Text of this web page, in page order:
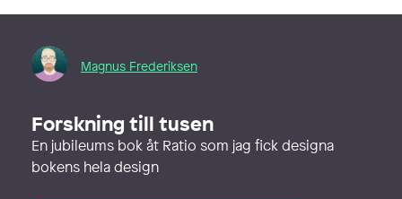
Magnus Frederiksen
Forskning till tusen
En jubileums bok åt Ratio som jag fick designa
bokens hela design